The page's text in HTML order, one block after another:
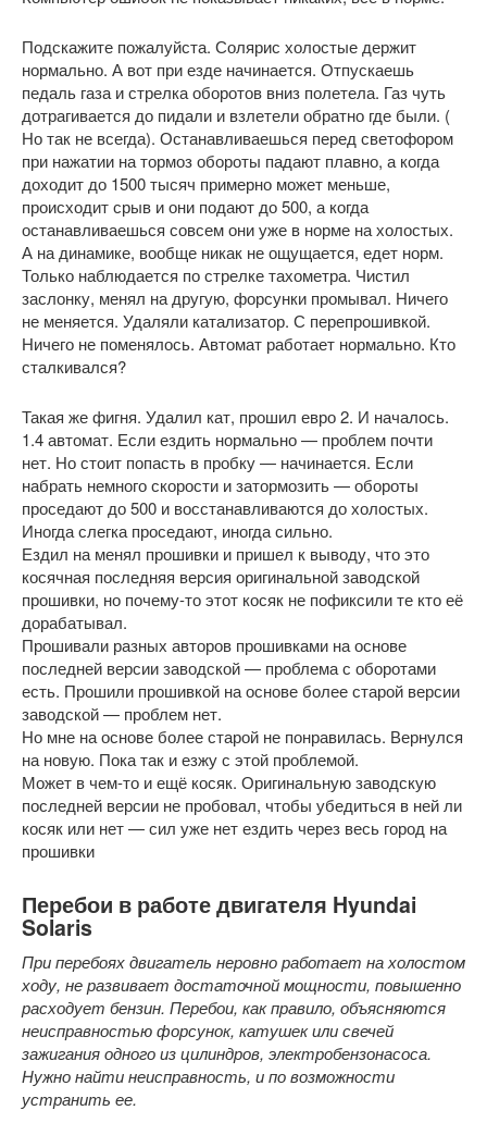
Подскажите пожалуйста. Солярис холостые держит
нормально. А вот при езде начинается. Отпускаешь
педаль газа и стрелка оборотов вниз полетела. Газ чуть
дотрагивается до пидали и взлетели обратно где были. (
Но так не всегда). Останавливаешься перед светофором
при нажатии на тормоз обороты падают плавно, а когда
доходит до 1500 тысяч примерно может меньше,
происходит срыв и они подают до 500, а когда
останавливаешься совсем они уже в норме на холостых.
А на динамике, вообще никак не ощущается, едет норм.
Только наблюдается по стрелке тахометра. Чистил
заслонку, менял на другую, форсунки промывал. Ничего
не меняется. Удаляли катализатор. С перепрошивкой.
Ничего не поменялось. Автомат работает нормально. Кто
сталкивался?
Такая же фигня. Удалил кат, прошил евро 2. И началось.
1.4 автомат. Если ездить нормально — проблем почти
нет. Но стоит попасть в пробку — начинается. Если
набрать немного скорости и затормозить — обороты
проседают до 500 и восстанавливаются до холостых.
Иногда слегка проседают, иногда сильно.
Ездил на менял прошивки и пришел к выводу, что это
косячная последняя версия оригинальной заводской
прошивки, но почему-то этот косяк не пофиксили те кто её
дорабатывал.
Прошивали разных авторов прошивками на основе
последней версии заводской — проблема с оборотами
есть. Прошили прошивкой на основе более старой версии
заводской — проблем нет.
Но мне на основе более старой не понравилась. Вернулся
на новую. Пока так и езжу с этой проблемой.
Может в чем-то и ещё косяк. Оригинальную заводскую
последней версии не пробовал, чтобы убедиться в ней ли
косяк или нет — сил уже нет ездить через весь город на
прошивки
Перебои в работе двигателя Hyundai
Solaris
При перебоях двигатель неровно работает на холостом
ходу, не развивает достаточной мощности, повышенно
расходует бензин. Перебои, как правило, объясняются
неисправностью форсунок, катушек или свечей
зажигания одного из цилиндров, электробензонасоса.
Нужно найти неисправность, и по возможности
устранить ее.